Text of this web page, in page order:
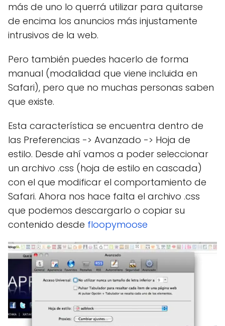
más de uno lo querrá utilizar para quitarse
de encima los anuncios más injustamente
intrusivos de la web.
Pero también puedes hacerlo de forma
manual (modalidad que viene incluida en
Safari), pero que no muchas personas saben
que existe.
Esta característica se encuentra dentro de
las Preferencias -> Avanzado -> Hoja de
estilo. Desde ahí vamos a poder seleccionar
un archivo .css (hoja de estilo en cascada)
con el que modificar el comportamiento de
Safari. Ahora nos hace falta el archivo .css
que podemos descargarlo o copiar su
contenido desde floopymoose